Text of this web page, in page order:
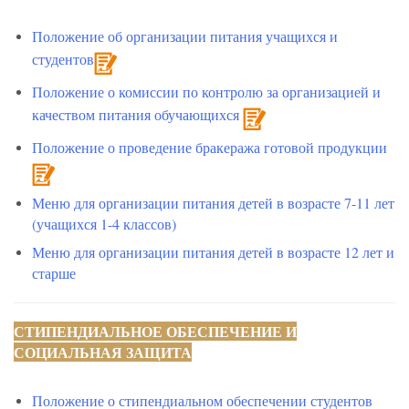
Положение об организации питания учащихся и
студентов
Положение о комиссии по контролю за организацией и
качеством питания обучающихся
Положение о проведение бракеража готовой продукции
Меню для организации питания детей в возрасте 7-11 лет
(учащихся 1-4 классов)
Меню для организации питания детей в возрасте 12 лет и
старше
СТИПЕНДИАЛЬНОЕ ОБЕСПЕЧЕНИЕ И
СОЦИАЛЬНАЯ ЗАЩИТА
Положение о стипендиальном обеспечении студентов